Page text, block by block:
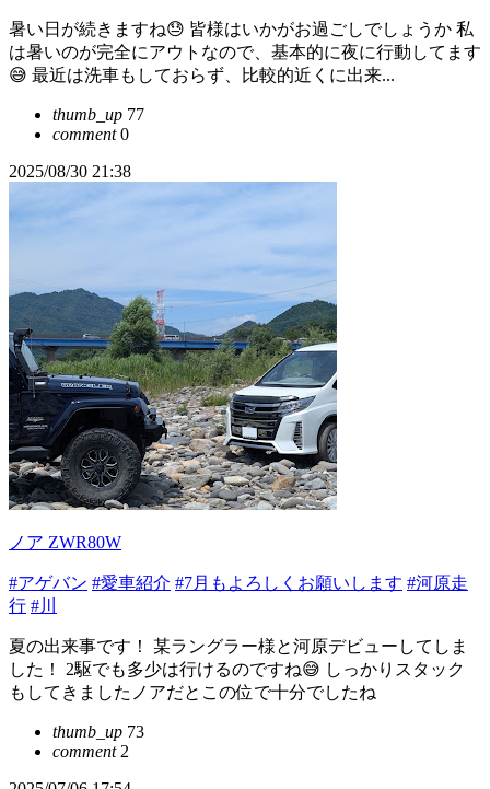
暑い日が続きますね😓 皆様はいかがお過ごしでしょうか 私
は暑いのが完全にアウトなので、基本的に夜に行動してます
😅 最近は洗車もしておらず、比較的近くに出来...
thumb_up 77
comment0
2025/08/30 21:38
ノア ZWR80W
#アゲバン #愛車紹介 #7月もよろしくお願いします #河原走
行 #川
夏の出来事です！ 某ラングラー様と河原デビューしてしま
した！ 2駆でも多少は行けるのですね😅 しっかりスタック
もしてきましたノアだとこの位で十分でしたね
thumb_up 73
comment2